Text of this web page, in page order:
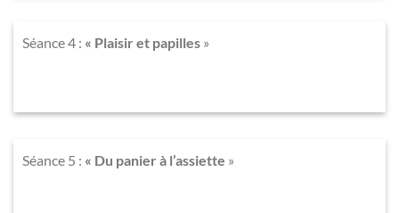
Séance 4 : « Plaisir et papilles »
Séance 5 : « Du panier à l’assiette »